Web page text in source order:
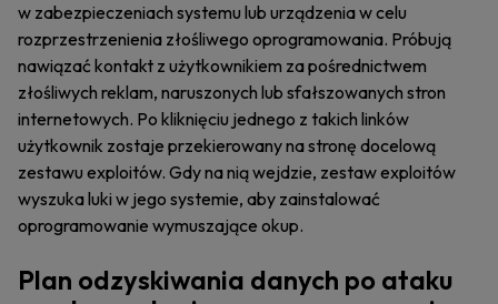
w zabezpieczeniach systemu lub urządzenia w celu
rozprzestrzenienia złośliwego oprogramowania. Próbują
nawiązać kontakt z użytkownikiem za pośrednictwem
złośliwych reklam, naruszonych lub sfałszowanych stron
internetowych. Po kliknięciu jednego z takich linków
użytkownik zostaje przekierowany na stronę docelową
zestawu exploitów. Gdy na nią wejdzie, zestaw exploitów
wyszuka luki w jego systemie, aby zainstalować
oprogramowanie wymuszające okup.
Plan odzyskiwania danych po ataku